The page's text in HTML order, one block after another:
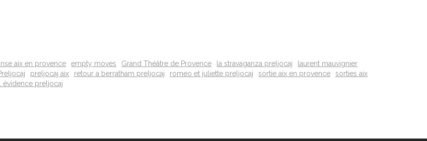
aix en provence empty moves Grand Théâtre de Provence la stravaganza preljocaj
laurent mauvignier
preljocaj aix retour a berratham preljocaj romeo et juliette preljocaj sortie aix en provence
sorties aix
évidence preljocaj